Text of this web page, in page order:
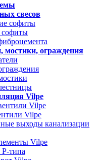
свесов
софиты
софиты
мостики, ограждения
Vilpe
Vilpe
Vilpe
выходы канализации
Vilpe
типа